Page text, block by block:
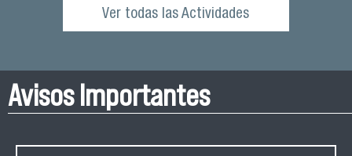
Ver todas las Actividades
Avisos Importantes